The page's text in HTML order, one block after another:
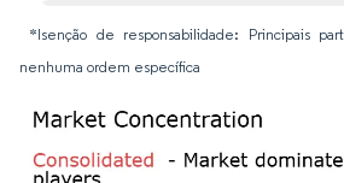
*Isenção de responsabilidade: Principais
nenhuma ordem específica